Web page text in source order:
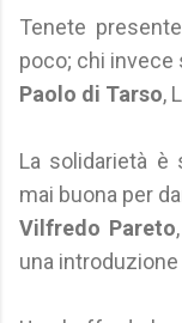
Tenete
poco; chi invece
Paolo di Tarso,
La solidarietà è
mai buona per
Vilfredo Pareto
una